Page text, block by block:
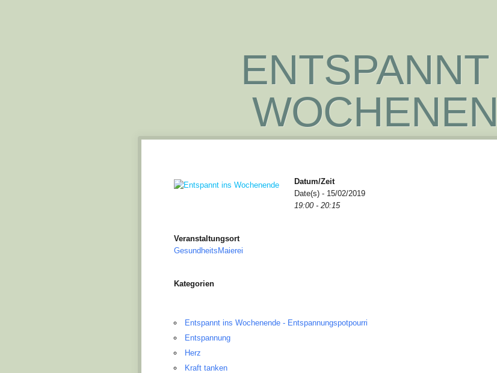
Datum/Zeit
Date(s) - 15/02/2019
19:00 - 20:15
Veranstaltungsort
GesundheitsMaierei
Kategorien
Entspannt ins Wochenende - Entspannungspotpourri
Entspannung
Herz
Kraft tanken